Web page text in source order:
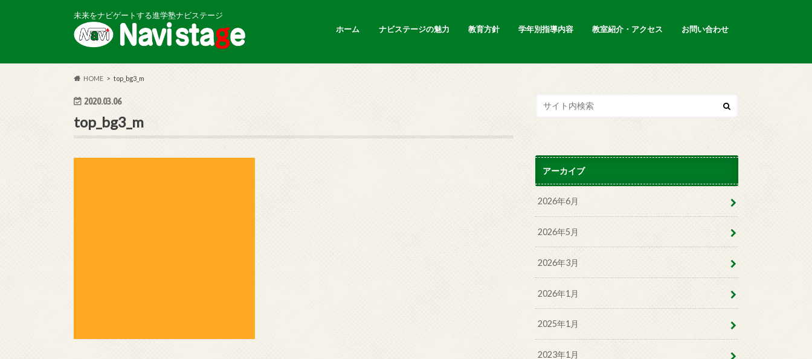
未来をナビゲートする進学塾ナビステージ
ホーム
ナビステージの魅力 教育方針 学年別指導内容 教室紹介・アクセス お問い合わせ
HOME top_bg3_m
2020.03.06
top_bg3_m
アーカイブ
2026年6月
2026年5月
2026年3月
2026年1月
2025年1月
2023年1月